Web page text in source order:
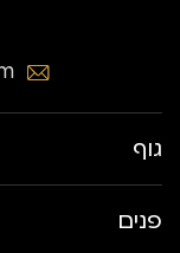
גוף
פנים